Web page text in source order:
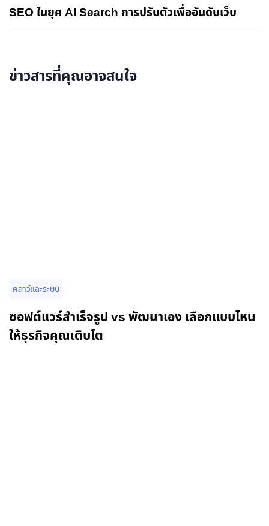
SEO ในยุค AI Search การปรับตัวเพื่ออันดับเว็บ
ข่าวสารที่คุณอาจสนใจ
คลาว์และระบบ
ซอฟต์แวร์สำเร็จรูป vs พัฒนาเอง เลือกแบบไหน
ให้ธุรกิจคุณเติบโต